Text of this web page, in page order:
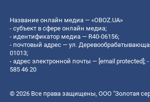
Название онлайн медиа — «OBOZ.UA»
- субъект в сфере онлайн медиа;
- идентификатор медиа — R40-06156;
- почтовый адрес — ул.
01013;
- адрес электронной почты — [email protected] ;
585 46 20
© 2026 Все права защищены, ООО "Золотая